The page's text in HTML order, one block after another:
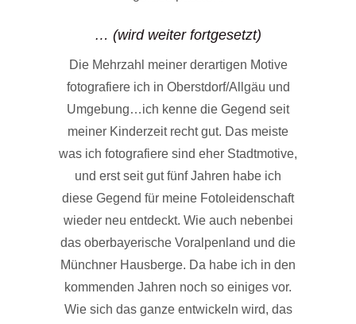
… (wird weiter fortgesetzt)
Die Mehrzahl meiner derartigen Motive
fotografiere ich in Oberstdorf/Allgäu und
Umgebung…ich kenne die Gegend seit
meiner Kinderzeit recht gut. Das meiste
was ich fotografiere sind eher Stadtmotive,
und erst seit gut fünf Jahren habe ich
diese Gegend für meine Fotoleidenschaft
wieder neu entdeckt. Wie auch nebenbei
das oberbayerische Voralpenland und die
Münchner Hausberge. Da habe ich in den
kommenden Jahren noch so einiges vor.
Wie sich das ganze entwickeln wird, das